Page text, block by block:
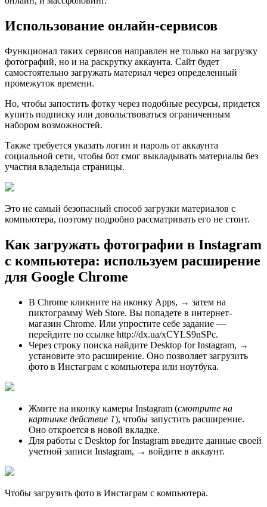
Использование онлайн-сервисов
Функционал таких сервисов направлен не только на загрузку
фотографий, но и на раскрутку аккаунта. Сайт будет
самостоятельно загружать материал через определенный
промежуток времени.
Но, чтобы запостить фотку через подобные ресурсы, придется
купить подписку или довольствоваться ограниченным
набором возможностей.
Также требуется указать логин и пароль от аккаунта
социальной сети, чтобы бот смог выкладывать материалы без
участия владельца страницы.
Это не самый безопасный способ загрузки материалов с
компьютера, поэтому подробно рассматривать его не стоит.
Как загружать фотографии в Instagram
с компьютера: используем расширение
для Google Chrome
В Chrome кликните на иконку Apps, → затем на
пиктограмму Web Store. Вы попадете в интернет-
магазин Chrome. Или упростите себе задание —
перейдите по ссылке http://dx.ua/xCYLS9nSPc.
Через строку поиска найдите Desktop for Instagram, →
установите это расширение. Оно позволяет загрузить
фото в Инстаграм с компьютера или ноутбука.
Жмите на иконку камеры Instagram (смотрите на
картинке действие 1), чтобы запустить расширение.
Оно откроется в новой вкладке.
Для работы с Desktop for Instagram введите данные своей
учетной записи Instagram, → войдите в аккаунт.
Чтобы загрузить фото в Инстаграм с компьютера.